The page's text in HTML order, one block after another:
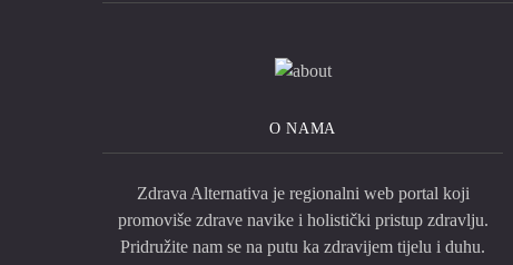
O NAMA
Zdrava Alternativa je regionalni web portal koji
promoviše zdrave navike i holistički pristup zdravlju.
Pridružite nam se na putu ka zdravijem tijelu i duhu.